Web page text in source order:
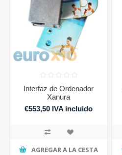
Interfaz de Ordenador
Xanura
€553,50 IVA incluido
AGREGAR A LA CESTA